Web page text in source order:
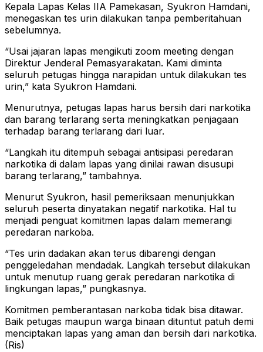
Kepala Lapas Kelas IIA Pamekasan, Syukron Hamdani,
menegaskan tes urin dilakukan tanpa pemberitahuan
sebelumnya.
“Usai jajaran lapas mengikuti zoom meeting dengan
Direktur Jenderal Pemasyarakatan. Kami diminta
seluruh petugas hingga narapidan untuk dilakukan tes
urin,” kata Syukron Hamdani.
Menurutnya, petugas lapas harus bersih dari narkotika
dan barang terlarang serta meningkatkan penjagaan
terhadap barang terlarang dari luar.
“Langkah itu ditempuh sebagai antisipasi peredaran
narkotika di dalam lapas yang dinilai rawan disusupi
barang terlarang,” tambahnya.
Menurut Syukron, hasil pemeriksaan menunjukkan
seluruh peserta dinyatakan negatif narkotika. Hal tu
menjadi penguat komitmen lapas dalam memerangi
peredaran narkoba.
“Tes urin dadakan akan terus dibarengi dengan
penggeledahan mendadak. Langkah tersebut dilakukan
untuk menutup ruang gerak peredaran narkotika di
lingkungan lapas,” pungkasnya.
Komitmen pemberantasan narkoba tidak bisa ditawar.
Baik petugas maupun warga binaan dituntut patuh demi
menciptakan lapas yang aman dan bersih dari narkotika.
(Ris)